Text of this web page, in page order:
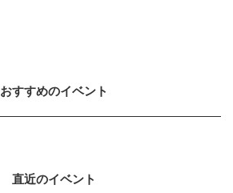
おすすめのイベント
直近のイベント